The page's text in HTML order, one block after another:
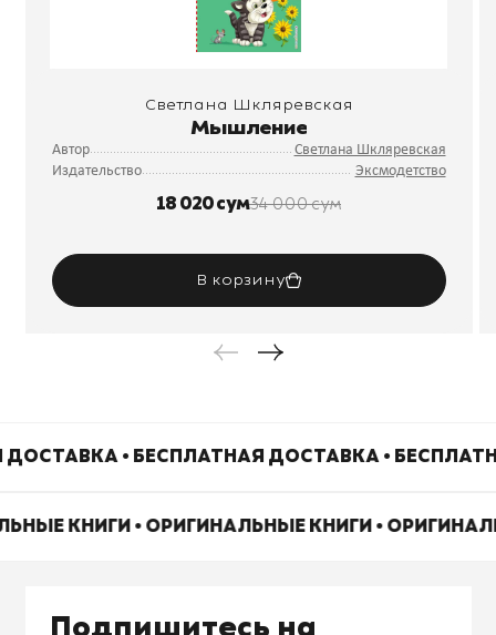
Светлана Шкляревская
Мышление
Автор
Светлана Шкляревская
Издательство
Эксмодетство
18 020 сум34 000 сум
В корзину
• БЕСПЛАТНАЯ ДОСТАВКА •
КНИГИ • ОРИГИНАЛЬНЫЕ КНИГИ •
Подпишитесь на